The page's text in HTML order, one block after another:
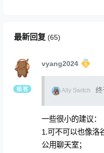
最新回复 (65)
vyang2024
Ally Switch 终
一些很小的建议：
1.可不可以也像洛
公用聊天室；